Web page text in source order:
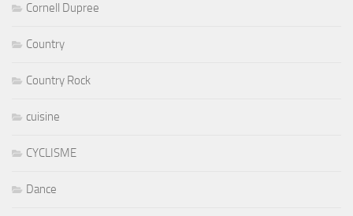
Cornell Dupree
Country
Country Rock
cuisine
CYCLISME
Dance